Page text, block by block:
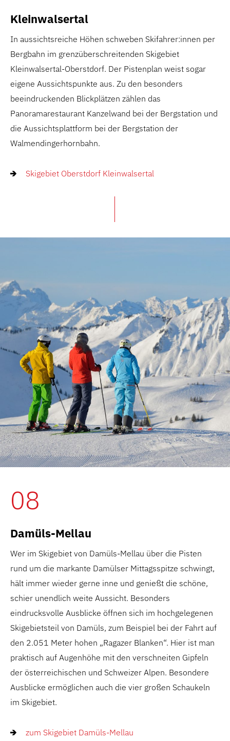
Kleinwalsertal
In aussichtsreiche Höhen schweben Skifahrer:innen per
Bergbahn im grenzüberschreitenden Skigebiet
Kleinwalsertal-Oberstdorf. Der Pistenplan weist sogar
eigene Aussichtspunkte aus. Zu den besonders
beeindruckenden Blickplätzen zählen das
Panoramarestaurant Kanzelwand bei der Bergstation und
die Aussichtsplattform bei der Bergstation der
Walmendingerhornbahn.
Skigebiet Oberstdorf Kleinwalsertal
08
Damüls-Mellau
Wer im Skigebiet von Damüls-Mellau über die Pisten
rund um die markante Damülser Mittagsspitze schwingt,
hält immer wieder gerne inne und genießt die schöne,
schier unendlich weite Aussicht. Besonders
eindrucksvolle Ausblicke öffnen sich im hochgelegenen
Skigebietsteil von Damüls, zum Beispiel bei der Fahrt auf
den 2.051 Meter hohen „Ragazer Blanken“. Hier ist man
praktisch auf Augenhöhe mit den verschneiten Gipfeln
der österreichischen und Schweizer Alpen. Besondere
Ausblicke ermöglichen auch die vier großen Schaukeln
im Skigebiet.
zum Skigebiet Damüls-Mellau